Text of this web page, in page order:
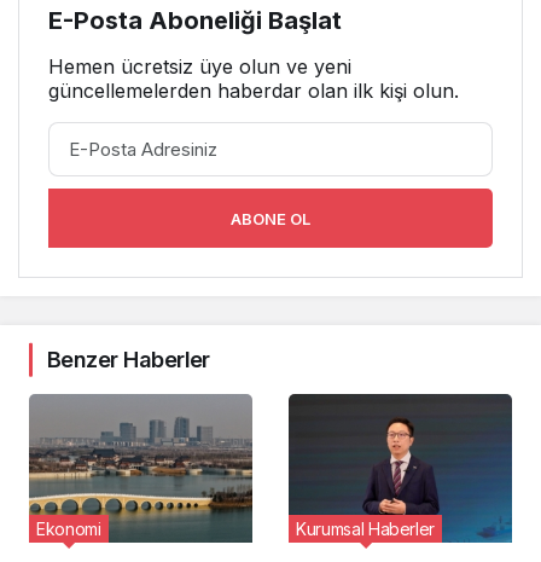
E-Posta Aboneliği Başlat
Hemen ücretsiz üye olun ve yeni
güncellemelerden haberdar olan ilk kişi olun.
ABONE OL
Benzer Haberler
Ekonomi Kurumsal Haberler